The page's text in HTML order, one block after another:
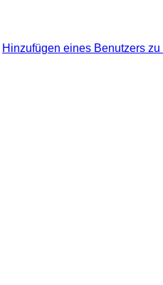
Hinzufügen eines Benutzers